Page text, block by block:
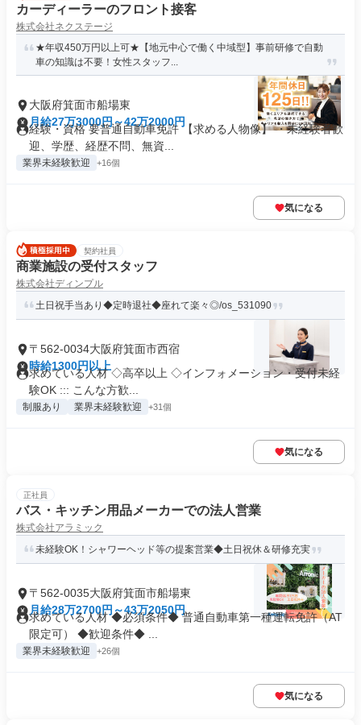
カーディーラーのフロント接客
株式会社ネクステージ
★年収450万円以上可★【地元中心で働く中域型】事前研修で自動
車の知識は不要！女性スタッフ...
大阪府箕面市船場東
月給27万3000円～42万2000円
経験・資格 要普通自動車免許 【求める人物像】 ・未経験者歓
迎、学歴、経歴不問、無資...
業界未経験歓迎 +16個
気になる
契約社員
商業施設の受付スタッフ
株式会社ディンプル
土日祝手当あり◆定時退社◆座れて楽々◎/os_531090
〒562-0034大阪府箕面市西宿
時給1300円以上
求めている人材 ◇高卒以上 ◇インフォメーション・受付未経
験OK ::: こんな方歓...
制服あり 業界未経験歓迎 +31個
気になる
正社員
バス・キッチン用品メーカーでの法人営業
株式会社アラミック
未経験OK！シャワーヘッド等の提案営業◆土日祝休＆研修充実
〒562-0035大阪府箕面市船場東
月給28万2700円～43万2050円
求めている人材 ◆必須条件◆ 普通自動車第一種運転免許（AT
限定可） ◆歓迎条件◆ ...
業界未経験歓迎 +26個
気になる